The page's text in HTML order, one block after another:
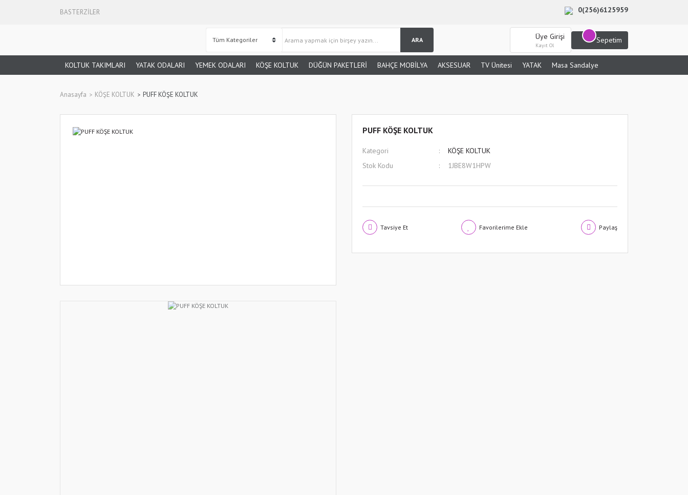
BASTERZİLER 0(256)6125959
ARA Üye Girişi
Kayıt Ol
Sepetim
KOLTUK TAKIMLARI YATAK ODALARI YEMEK ODALARI KÖŞE KOLTUK DÜĞÜN PAKETLERİ BAHÇE MOBİLYA AKSESUAR TV Ünitesi YATAK Masa Sandalye
Anasayfa KÖŞE KOLTUK PUFF KÖŞE KOLTUK
PUFF KÖŞE KOLTUK
Kategori
KÖŞE KOLTUK
Stok Kodu
1JBE8W1HPW
Tavsiye Et Paylaş